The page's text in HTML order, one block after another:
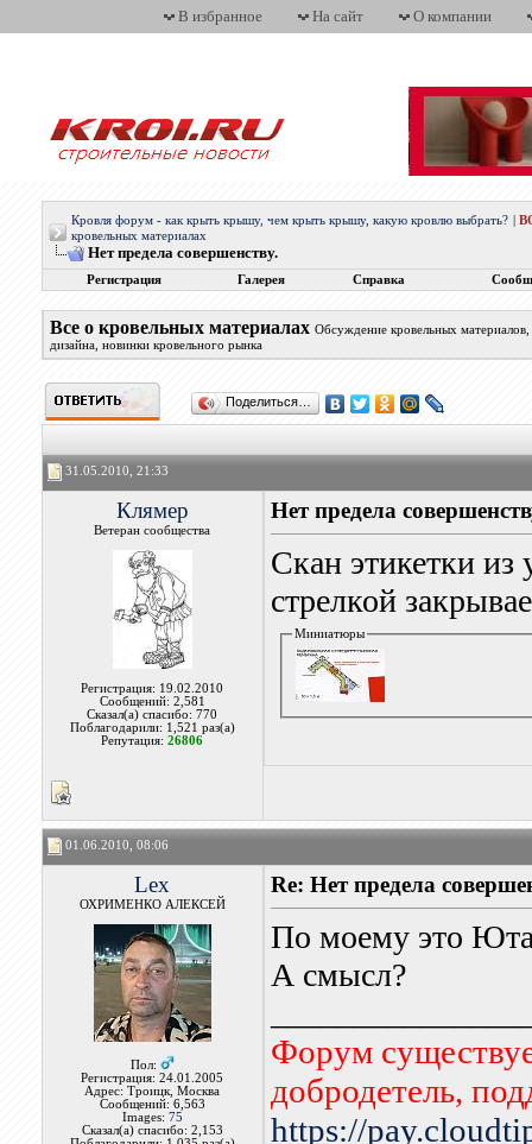
В избранное На сайт О компании
Кровля форум - как крыть крышу, чем крыть крышу, какую кровлю выбрать?
кровельных материалах
Нет предела совершенству.
Регистрация Галерея Справка
Все о кровельных материалах Обсуждение кровельных
дизайна, новинки кровельного рынка
Поделиться…
31.05.2010, 21:33
Клямер
Ветеран сообщества
Регистрация: 19.02.2010
Сообщений: 2,581
Сказал(а) спасибо: 770
Поблагодарили: 1,521 раз(а)
Репутация:26806
Нет предела
Скан этикетки из
стрелкой
Миниатюры
01.06.2010, 08:06
Lex
ОХРИМЕНКО АЛЕКСЕЙ
Пол:
Регистрация: 24.01.2005
Адрес: Троицк, Москва
Сообщений: 6,563
Images: 75
Сказал(а) спасибо: 2,153
Re: Нет предела
По моему это
А смысл?
Форум
добродетель,
https://